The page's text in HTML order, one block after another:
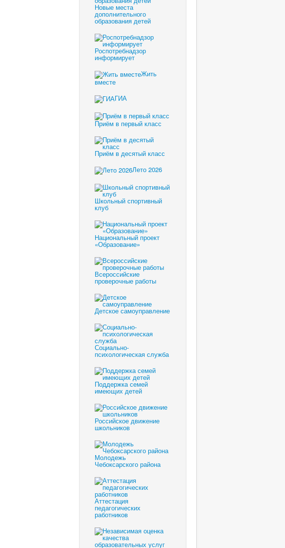
Новые места
дополнительного
образования детей
Роспотребнадзор
информирует
Жить
вместе
ГИА
Приём в первый класс
Приём в десятый класс
Лето 2026
Школьный спортивный
клуб
Национальный проект
«Образование»
Всероссийские
проверочные работы
Детское самоуправление
Социально-
психологическая служба
Поддержка семей
имеющих детей
Российское движение
школьников
Молодежь
Чебоксарского района
Аттестация
педагогических
работников